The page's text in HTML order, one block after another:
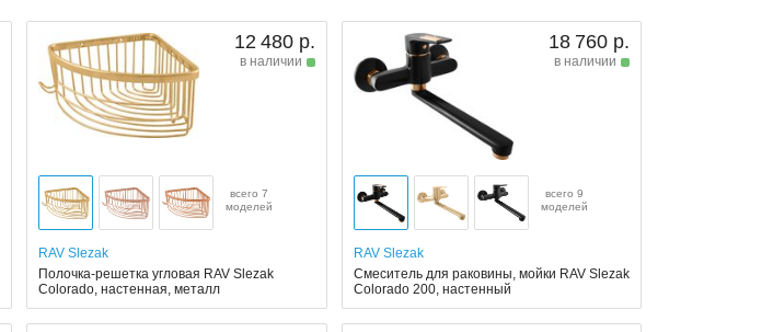
12 480 р.
в наличии
всего 7
моделей
RAV Slezak
Полочка-решетка угловая RAV Slezak
Colorado, настенная, металл
18 760 р.
в наличии
всего 9
моделей
RAV Slezak
Смеситель для раковины, мойки RAV Slezak
Colorado 200, настенный